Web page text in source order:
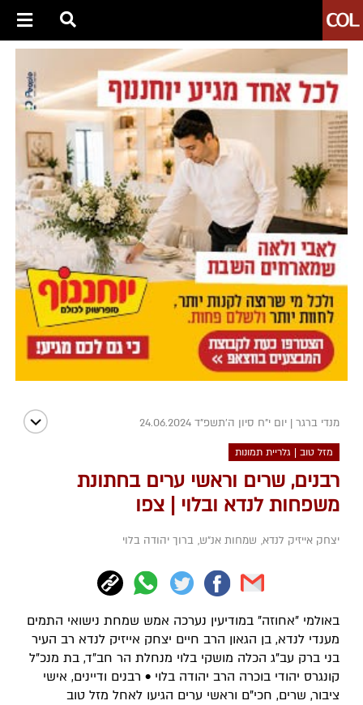
מנדי ברגר | יום י"ח סיון ה׳תשפ״ד 24.06.2024
מזל טוב | גלריית תמונות
רבנים, שרים וראשי ערים בחתונת
משפחות לנדא ובלוי | צפו
יצחק אייזיק לנדא, שמחות אנ"ש, ברוך יהודה בלוי
באולמי "אחוזה" במודיעין נערכה אמש שמחת נישואי התמים
מענדי לנדא, בן הגאון הרב חיים יצחק אייזיק לנדא רב העיר
בני ברק עב"ג הכלה מושקי בלוי מנחלת הר חב"ד, בת מנכ"ל
קונגרס יהודי בוכרה הרב יהודה בלוי • רבנים ודיינים, אישי
ציבור, שרים, חכי"ם וראשי ערים הגיעו לאחל מזל טוב